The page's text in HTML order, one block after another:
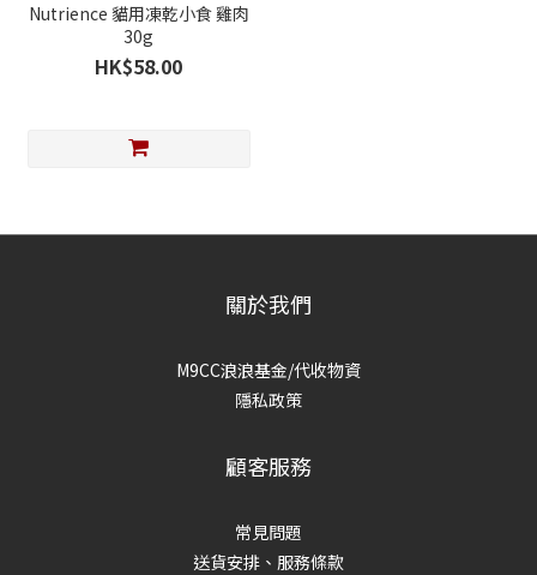
Nutrience 貓用凍乾小食 雞肉
30g
HK$58.00
關於我們
M9CC浪浪基金/代收物資
隱私政策
顧客服務
常見問題
送貨安排、服務條款